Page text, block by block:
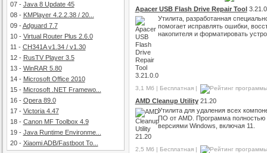
07- Java 8 Update 45
08- KMPlayer 4.2.2.38 / 20...
09-Adguard 7.7
10- Virtual Router Plus 2.6.0
11 - CH341A v1.34 / v1.30
12- RusTV Player 3.5
13- WinRAR 5.80
14- Microsoft Office 2010
15- Microsoft .NET Framewo...
16- Opera 89.0
17- Victoria 4.47
18- Canon MF Toolbox 4.9
19- Java Runtime Environme...
20- Xiaomi ADB/Fastboot To...
Apacer USB Flash Drive Repair Tool
Утилита, разработанная
помогает исправлять ошибки,
накопителя и форматировать
3,1 Мб | Бесплатная |
AMD Cleanup Utility21.20
Утилита для удаления всех
ПО от AMD. Программа
версиями Windows, включая 11.
2,5 Мб | Бесплатная |